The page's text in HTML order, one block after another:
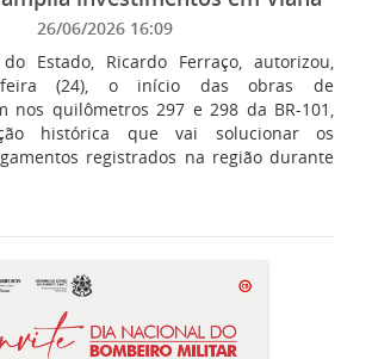
26/06/2026 16:09
Estado, Ricardo Ferraço, autorizou,
feira (24), o início das obras de
nos quilômetros 297 e 298 da BR-101,
histórica que vai solucionar os
registrados na região durante